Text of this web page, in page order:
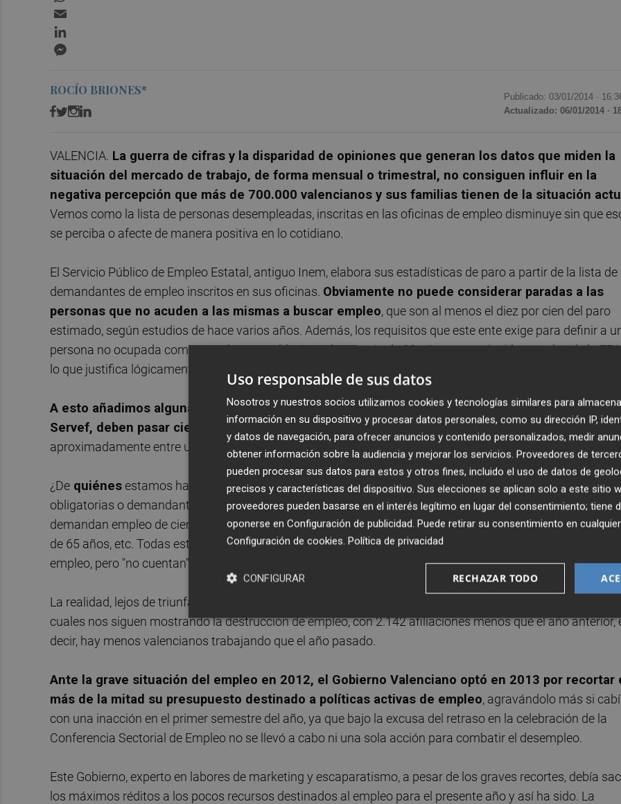
ROCÍO BRIONES* Publicado: 03/01/2014 ·
Actualizado: 06/01/2014 ·
VALENCIA. La guerra de cifras y la disparidad de opiniones que generan los datos que miden la
situación del mercado de trabajo, de forma mensual o trimestral, no consiguen influir en la
negativa percepción que más de 700.000 valencianos y sus familias tienen de la situación
Vemos como la lista de personas desempleadas, inscritas en las oficinas de empleo disminuye sin que
se perciba o afecte de manera positiva en lo cotidiano.
El Servicio Público de Empleo Estatal, antiguo Inem, elabora sus estadísticas de paro a partir de la lista de
demandantes de empleo inscritos en sus oficinas. Obviamente no puede considerar paradas a las
personas que no acuden a las mismas a buscar empleo, que son al menos el diez por cien del paro
estimado, según estudios de hace varios años. Además, los requisitos que este ente exige para definir a
persona no ocupada como parada se establecieron hace más de 30 años y no coinciden con los de la
lo que justifica lógicamente, la diferencia en los datos.
A esto añadimos algunas complicaciones más, como que las personas inscritas en las listas
Servef, deben pasar ciertos filtros antes de ser incluidas en la estadística de paro registradoy
aproximadamente entre un veinte y un cuarenta por ciento no lo consiguen.
¿De quiénes estamos hablando? Algunos ejemplos serían, los estudiantes de enseñanza oficiales
obligatorias o demandantes de primer empleo, el alumnado de formación ocupacional o personas que
demandan empleo de ciertas características, los trabajadores eventuales agrarios subsidiados, los
de 65 años, etc. Todas estas personas paradas están en disposición de trabajar y activas en la búsqueda
empleo, pero "no cuentan" en las estadísticas del paro.
La realidad, lejos de triunfalismos, la refleja los datos que nos ofrece la afiliación de la Seguridad Social, los
cuales nos siguen mostrando la destrucción de empleo, con 2.142 afiliaciones menos que el año anterior,
decir, hay menos valencianos trabajando que el año pasado.
Ante la grave situación del empleo en 2012, el Gobierno Valenciano optó en 2013 por recortar
más de la mitad su presupuesto destinado a políticas activas de empleo, agravándolo más si
con una inacción en el primer semestre del año, ya que bajo la excusa del retraso en la celebración de la
Conferencia Sectorial de Empleo no se llevó a cabo ni una sola acción para combatir el desempleo.
Este Gobierno, experto en labores de marketing y escaparatismo, a pesar de los graves recortes, debía
los máximos réditos a los pocos recursos destinados al empleo para el presente año y así ha sido. La
Uso responsable de sus datos
Nosotros y nuestros socios utilizamos cookies y tecnologías similares para
información en su dispositivo y procesar datos personales, como su dirección IP,
y datos de navegación, para ofrecer anuncios y contenido personalizados, medir
obtener información sobre la audiencia y mejorar los servicios. Proveedores de
pueden procesar sus datos para estos y otros fines, incluido el uso de datos de
precisos y características del dispositivo. Sus elecciones se aplican solo a este sitio
proveedores pueden basarse en el interés legítimo en lugar del consentimiento; tiene
oponerse en Configuración de publicidad. Puede retirar su consentimiento en
Configuración de cookies. Política de privacidad
RECHAZAR TODO
CONFIGURAR